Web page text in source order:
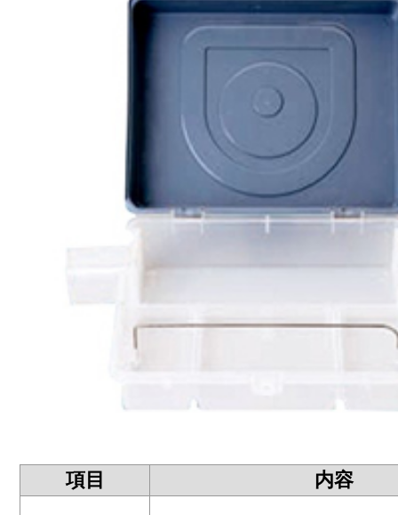
項目 内容